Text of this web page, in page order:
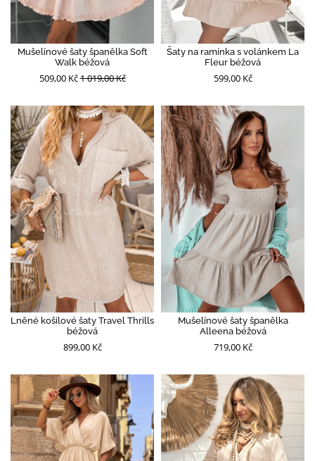
Mušelínové šaty španělka Soft
Walk béžová
509,00 Kč1 019,00 Kč
Šaty na ramínka s volánkem La
Fleur béžová
599,00 Kč
Lněné košilové šaty Travel Thrills
béžová
899,00 Kč
Mušelínové šaty španělka
Alleena béžová
719,00 Kč